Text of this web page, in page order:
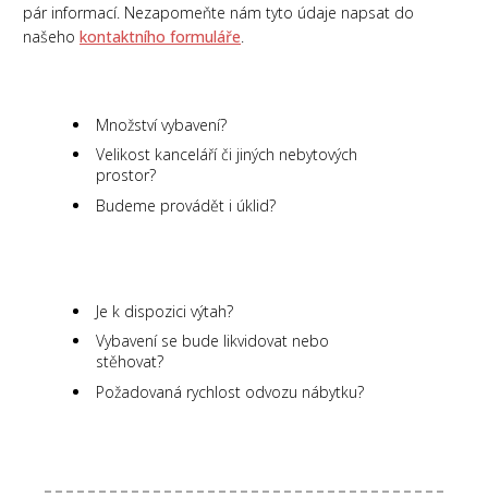
pár informací. Nezapomeňte nám tyto údaje napsat do
našeho kontaktního formuláře
Množství vybavení?
Velikost kanceláří či jiných nebytových
prostor?
Budeme provádět i úklid?
Je k dispozici výtah?
Vybavení se bude likvidovat nebo
stěhovat?
Požadovaná rychlost odvozu nábytku?